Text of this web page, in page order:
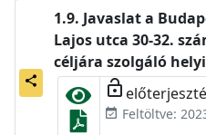
share
Javaslat a
Lajos utca 30-32.
céljára szolgáló
lock_open
event_available Feltöltve: